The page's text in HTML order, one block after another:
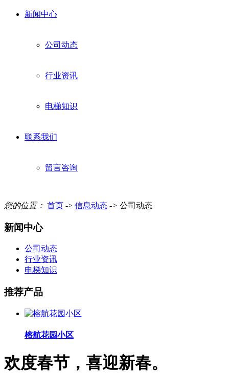
新闻中心
公司动态
行业资讯
电梯知识
联系我们
留言咨询
您的位置： 首页 -> 信息动态 -> 公司动态
新闻中心
公司动态
行业资讯
电梯知识
推荐产品
榕航花园小区
欢度春节，喜迎新春。